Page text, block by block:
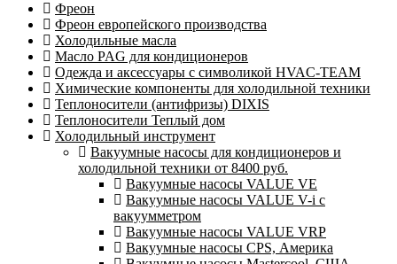
Фреон
Фреон европейского производства
Холодильные масла
Масло PAG для кондиционеров
Одежда и аксессуары с символикой HVAC-TEAM
Химические компоненты для холодильной техники
Теплоносители (антифризы) DIXIS
Теплоносители Теплый дом
Холодильный инструмент
Вакуумные насосы для кондиционеров и
холодильной техники от 8400 руб.
Вакуумные насосы VALUE VE
Вакуумные насосы VALUE V-i с
вакуумметром
Вакуумные насосы VALUE VRP
Вакуумные насосы CPS, Америка